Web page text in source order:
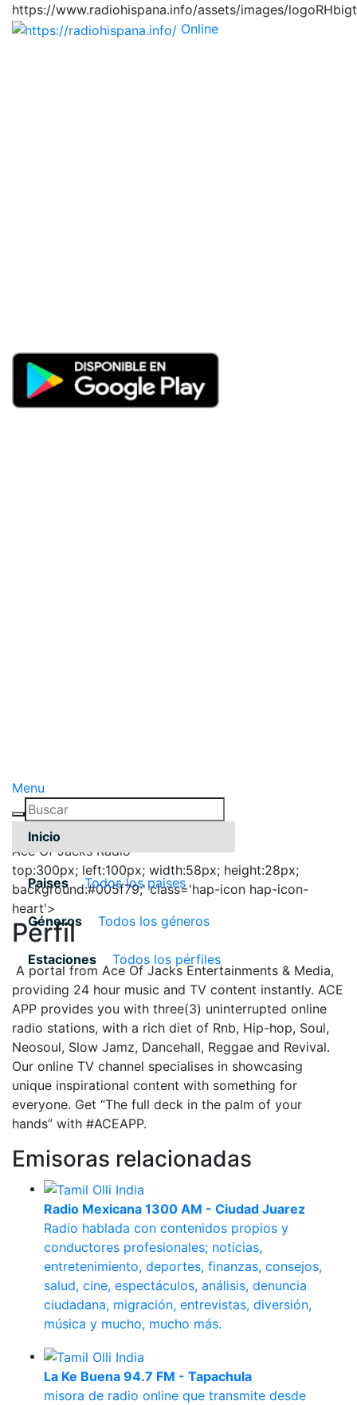
https://www.radiohispana.info/assets/images/
Online
Menu
Inicio
Paises Todos los paises
Géneros Todos los géneros
Estaciones Todos los pérfiles
Ace Of Jacks Radio
top:300px; left:100px; width:58px; height:28px;
background:#005f79;' class='hap-icon hap-icon-
heart'>
Pérfil
A portal from Ace Of Jacks Entertainments & Media,
providing 24 hour music and TV content instantly. ACE
APP provides you with three(3) uninterrupted online
radio stations, with a rich diet of Rnb, Hip-hop, Soul,
Neosoul, Slow Jamz, Dancehall, Reggae and Revival.
Our online TV channel specialises in showcasing
unique inspirational content with something for
everyone. Get “The full deck in the palm of your
hands” with #ACEAPP.
Emisoras relacionadas
Radio Mexicana 1300 AM - Ciudad Juarez
Radio hablada con contenidos propios y
conductores profesionales; noticias,
entretenimiento, deportes, finanzas, consejos,
salud, cine, espectáculos, análisis, denuncia
ciudadana, migración, entrevistas, diversión,
música y mucho, mucho más.
La Ke Buena 94.7 FM - Tapachula
misora de radio online que transmite desde